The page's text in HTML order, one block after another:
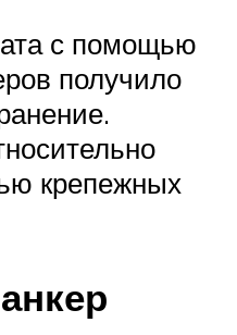
с помощью
получило
крепежных